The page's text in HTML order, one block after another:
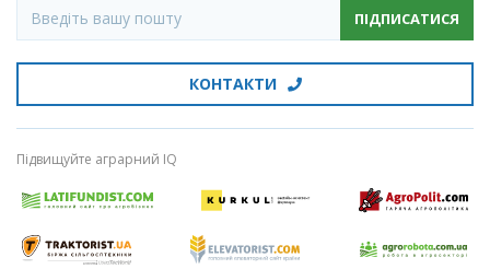
ПІДПИСАТИСЯ
КОНТАКТИ
Підвищуйте аграрний IQ